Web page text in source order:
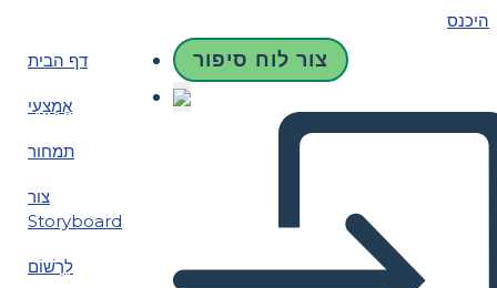
היכנס
דף הבית
אֶמְצָעִי
תמחור
צור
Storyboard
לִרְשׁוֹם
צור לוח סיפור